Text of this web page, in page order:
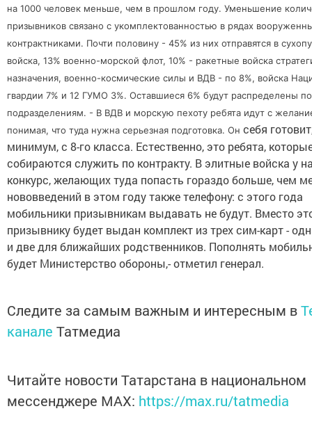
на 1000 человек меньше, чем в прошлом году. Уменьшение
призывников связано с укомплектованностью в рядах
контрактниками. Почти половину - 45% из них отправятся в
войска, 13% военно-морской флот, 10% - ракетные войска
назначения, военно-космические силы и ВДВ - по 8%, войска
гвардии 7% и 12 ГУМО 3%. Оставшиеся 6% будут распределены
подразделениям. - В ВДВ и морскую пехоту ребята идут с
понимая, что туда нужна серьезная подготовка. Он себя
минимум, с 8-го класса. Естественно, это ребята,
собираются служить по контракту. В элитные войска у
конкурс, желающих туда попасть гораздо больше, чем
нововведений в этом году также телефону: с этого года
мобильники призывникам выдавать не будут. Вместо
призывнику будет выдан комплект из трех сим-карт -
и две для ближайших родственников. Пополнять
будет Министерство обороны,- отметил генерал.
Следите за самым важным и интересным в
канале Татмедиа
Читайте новости Татарстана в национальном
мессенджере MАХ: https://max.ru/tatmedia